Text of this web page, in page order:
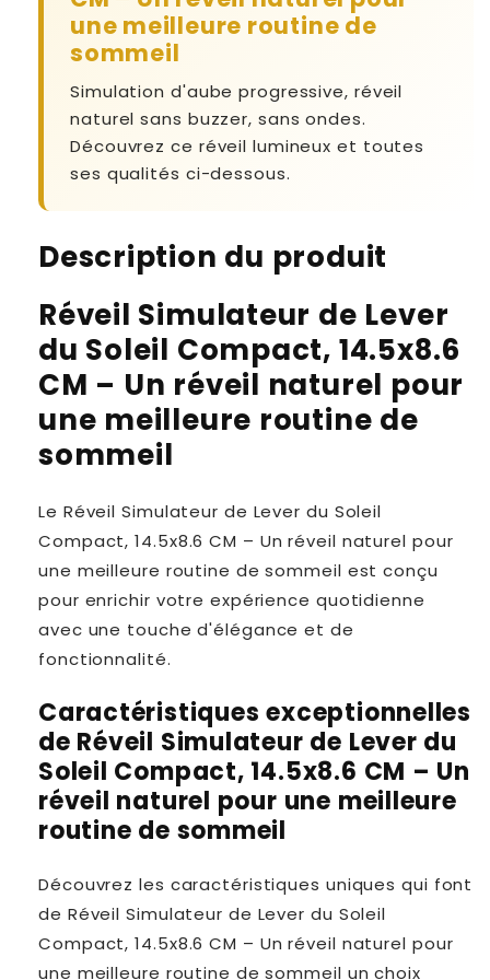
une
meilleure
de
sommeil
une
meilleure
de
sommeil
une meilleure routine de
sommeil
Simulation d'aube progressive, réveil
naturel sans buzzer, sans ondes.
Découvrez ce réveil lumineux et toutes
ses qualités ci-dessous.
Description du produit
Réveil Simulateur de Lever
du Soleil Compact, 14.5x8.6
CM – Un réveil naturel pour
une meilleure routine de
sommeil
Le Réveil Simulateur de Lever du Soleil
Compact, 14.5x8.6 CM – Un réveil naturel pour
une meilleure routine de sommeil est conçu
pour enrichir votre expérience quotidienne
avec une touche d'élégance et de
fonctionnalité.
Caractéristiques exceptionnelles
de Réveil Simulateur de Lever du
Soleil Compact, 14.5x8.6 CM – Un
réveil naturel pour une meilleure
routine de sommeil
Découvrez les caractéristiques uniques qui font
de Réveil Simulateur de Lever du Soleil
Compact, 14.5x8.6 CM – Un réveil naturel pour
une meilleure routine de sommeil un choix